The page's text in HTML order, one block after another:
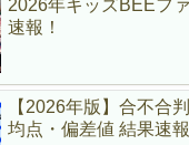
2026年キッズBEEフ
速報！
【2026年版】合不合
均点・偏差値 結果速報